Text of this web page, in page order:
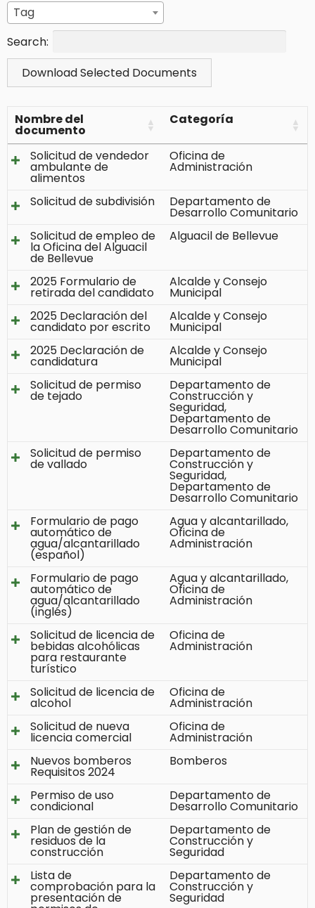
Tag
Search:
Download Selected Documents
Nombre del
documento
Categoría
Solicitud de vendedor
ambulante de
alimentos
Oficina de
Administración
Solicitud de subdivisión Departamento de
Desarrollo Comunitario
Solicitud de empleo de
la Oficina del Alguacil
de Bellevue
Alguacil de Bellevue
2025 Formulario de
retirada del candidato
Alcalde y Consejo
Municipal
2025 Declaración del
candidato por escrito
Alcalde y Consejo
Municipal
2025 Declaración de
candidatura
Alcalde y Consejo
Municipal
Solicitud de permiso
de tejado
Departamento de
Construcción y
Seguridad,
Departamento de
Desarrollo Comunitario
Solicitud de permiso
de vallado
Departamento de
Construcción y
Seguridad,
Departamento de
Desarrollo Comunitario
Formulario de pago
automático de
agua/alcantarillado
(español)
Agua y alcantarillado,
Oficina de
Administración
Formulario de pago
automático de
agua/alcantarillado
(inglés)
Agua y alcantarillado,
Oficina de
Administración
Solicitud de licencia de
bebidas alcohólicas
para restaurante
turístico
Oficina de
Administración
Solicitud de licencia de
alcohol
Oficina de
Administración
Solicitud de nueva
licencia comercial
Oficina de
Administración
Nuevos bomberos
Requisitos 2024
Bomberos
Permiso de uso
condicional
Departamento de
Desarrollo Comunitario
Plan de gestión de
residuos de la
construcción
Departamento de
Construcción y
Seguridad
Lista de
comprobación para la
presentación de
Departamento de
Construcción y
Seguridad